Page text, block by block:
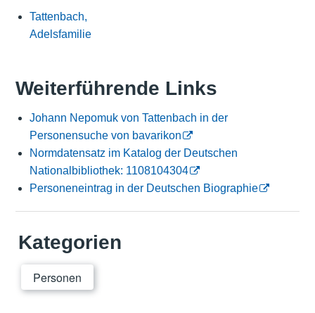
Tattenbach,
Adelsfamilie
Weiterführende Links
Johann Nepomuk von Tattenbach in der
Personensuche von bavarikon
Normdatensatz im Katalog der Deutschen
Nationalbibliothek: 1108104304
Personeneintrag in der Deutschen Biographie
Kategorien
Personen